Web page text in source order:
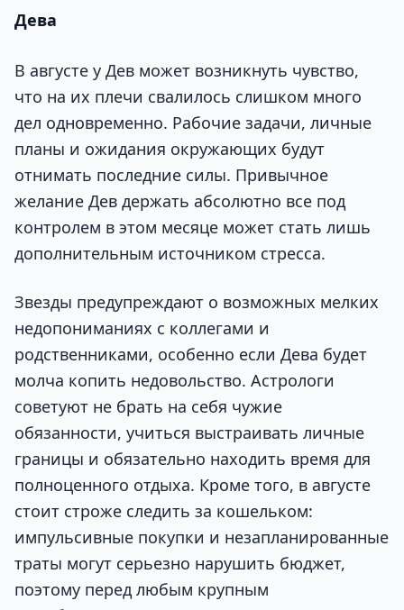
Дева
В августе у Дев может возникнуть чувство,
что на их плечи свалилось слишком много
дел одновременно. Рабочие задачи, личные
планы и ожидания окружающих будут
отнимать последние силы. Привычное
желание Дев держать абсолютно все под
контролем в этом месяце может стать лишь
дополнительным источником стресса.
Звезды предупреждают о возможных мелких
недопониманиях с коллегами и
родственниками, особенно если Дева будет
молча копить недовольство. Астрологи
советуют не брать на себя чужие
обязанности, учиться выстраивать личные
границы и обязательно находить время для
полноценного отдыха. Кроме того, в августе
стоит строже следить за кошельком:
импульсивные покупки и незапланированные
траты могут серьезно нарушить бюджет,
поэтому перед любым крупным